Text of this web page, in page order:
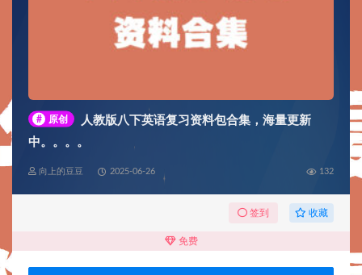
# 原创
人教版八下英语复习资料包合集，海量更新
中。。。。
向上的豆豆 2025-06-26 132
签到 收藏
免费